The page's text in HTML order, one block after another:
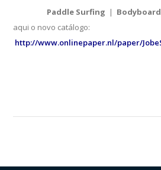
Paddle Surfing | Bodyboard
aqui o novo catálogo:
http://www.onlinepaper.nl/paper/